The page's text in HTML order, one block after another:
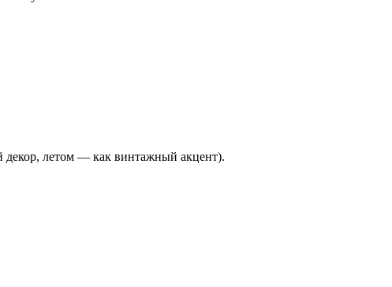
декор, летом — как винтажный акцент).